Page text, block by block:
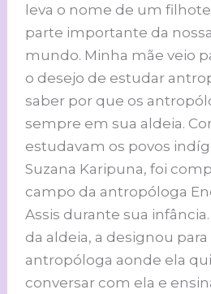
leva o nome de um
parte importante da
mundo. Minha mãe veio
o desejo de estudar
saber por que os
sempre em sua aldeia.
estudavam os povos
Suzana Karipuna, foi
campo da antropóloga
Assis durante sua
da aldeia, a designou para
antropóloga aonde ela
conversar com ela e